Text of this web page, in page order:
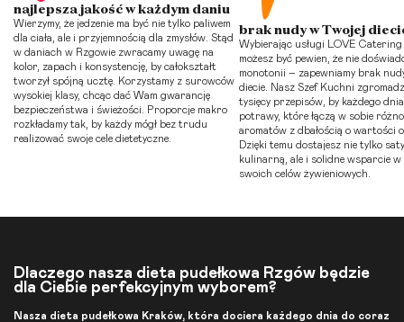
najlepsza jakość w każdym daniu
Wierzymy, że jedzenie ma być nie tylko paliwem
dla ciała, ale i przyjemnością dla zmysłów. Stąd
w daniach w Rzgowie zwracamy uwagę na
kolor, zapach i konsystencję, by całokształt
tworzył spójną ucztę. Korzystamy z surowców
wysokiej klasy, chcąc dać Wam gwarancję
bezpieczeństwa i świeżości. Proporcje makro
rozkładamy tak, by każdy mógł bez trudu
realizować swoje cele dietetyczne.
brak nudy w Twojej
Wybierając usługi LOVE Catering
możesz być pewien, że nie
monotonii – zapewniamy brak
diecie. Nasz Szef Kuchni
tysięcy przepisów, by każdego
potrawy, które łączą w sobie
aromatów z dbałością o wartości
Dzięki temu dostajesz nie tylko
kulinarną, ale i solidne wsparcie w
swoich celów żywieniowych.
Dlaczego nasza dieta pudełkowa Rzgów będzie
dla Ciebie perfekcyjnym wyborem?
Nasza dieta pudełkowa Kraków, która dociera każdego dnia do coraz